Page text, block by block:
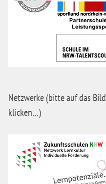
Netzwerke (bitte auf das Bild
klicken…)